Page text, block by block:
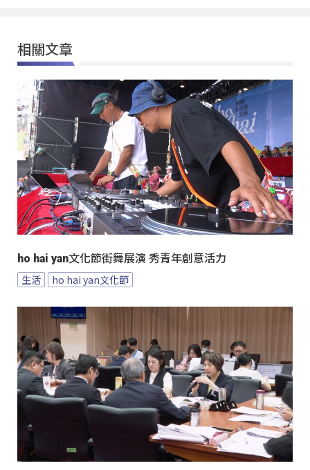
相關文章
ho hai yan文化節街舞展演 秀青年創意活力
生活 ho hai yan文化節